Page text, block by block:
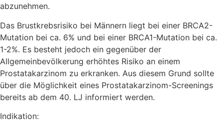
abzunehmen.
Das Brustkrebsrisiko bei Männern liegt bei einer BRCA2-
Mutation bei ca. 6% und bei einer BRCA1-Mutation bei ca.
1-2%. Es besteht jedoch ein gegenüber der
Allgemeinbevölkerung erhöhtes Risiko an einem
Prostatakarzinom zu erkranken. Aus diesem Grund sollte
über die Möglichkeit eines Prostatakarzinom-Screenings
bereits ab dem 40. LJ informiert werden.
Indikation: